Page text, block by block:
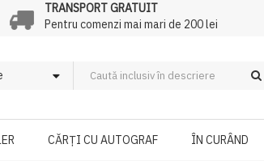
TRANSPORT GRATUIT
Pentru comenzi mai mari de 200 lei
CĂRȚI CU AUTOGRAF ÎN CURÂND